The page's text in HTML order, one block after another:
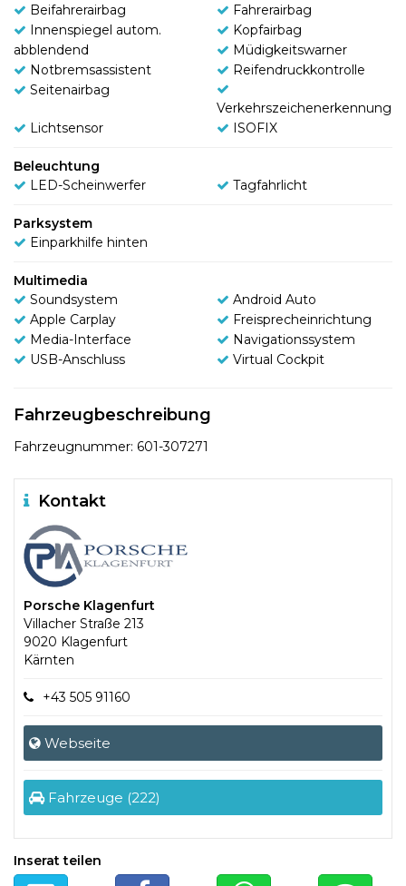
Beifahrerairbag
Fahrerairbag
Innenspiegel autom.
abblendend
Kopfairbag
Müdigkeitswarner
Notbremsassistent
Reifendruckkontrolle
Seitenairbag
Verkehrszeichenerkennung
Lichtsensor
ISOFIX
Beleuchtung
LED-Scheinwerfer
Tagfahrlicht
Parksystem
Einparkhilfe hinten
Multimedia
Soundsystem
Android Auto
Apple Carplay
Freisprecheinrichtung
Media-Interface
Navigationssystem
USB-Anschluss
Virtual Cockpit
Fahrzeugbeschreibung
Fahrzeugnummer: 601-307271
Kontakt
Porsche Klagenfurt
Villacher Straße 213
9020 Klagenfurt
Kärnten
+43 505 91160
Webseite
Fahrzeuge (222)
Inserat teilen